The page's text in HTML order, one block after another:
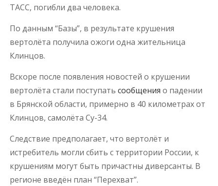
ТАСС, погибли два человека.
По данным “Базы”, в результате крушения
вертолёта получила ожоги одна жительница
Клинцов.
Вскоре после появления новостей о крушении
вертолёта стали поступать сообщения о падении
в Брянской области, примерно в 40 километрах от
Клинцов, самолёта Су-34.
Следствие предполагает, что вертолёт и
истребитель могли сбить с территории России, к
крушениям могут быть причастны диверсанты. В
регионе введён план “Перехват”.